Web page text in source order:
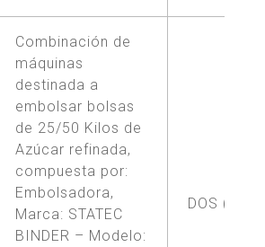
Combinación de
máquinas
destinada a
embolsar bolsas
de 25/50 Kilos de
Azúcar refinada,
compuesta por:
Embolsadora,
Marca: STATEC
BINDER – Modelo:
DOS (2)